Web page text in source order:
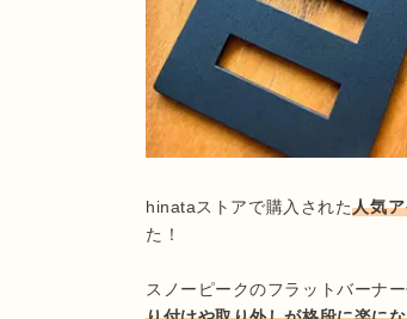
hinataストアで購入された人気
た！
スノーピークのフラットバーナ